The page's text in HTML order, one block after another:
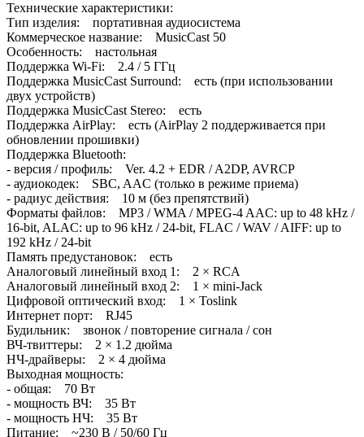
Технические характеристики:
Тип изделия: портативная аудиосистема
Коммерческое название: MusicCast 50
Особенность: настольная
Поддержка Wi-Fi: 2.4 / 5 ГГц
Поддержка MusicCast Surround: есть (при использовании
двух устройств)
Поддержка MusicCast Stereo: есть
Поддержка AirPlay: есть (AirPlay 2 поддерживается при
обновлении прошивки)
Поддержка Bluetooth:
- версия / профиль: Ver. 4.2 + EDR / A2DP, AVRCP
- аудиокодек: SBC, AAC (только в режиме приема)
- радиус действия: 10 м (без препятствий)
Форматы файлов: MP3 / WMA / MPEG-4 AAC: up to 48 kHz /
16-bit, ALAC: up to 96 kHz / 24-bit, FLAC / WAV / AIFF: up to
192 kHz / 24-bit
Память предустановок: есть
Аналоговый линейный вход 1: 2 × RCA
Аналоговый линейный вход 2: 1 × mini-Jack
Цифровой оптический вход: 1 × Toslink
Интернет порт: RJ45
Будильник: звонок / повторение сигнала / сон
ВЧ-твиттеры: 2 × 1.2 дюйма
НЧ-драйверы: 2 × 4 дюйма
Выходная мощность:
- общая: 70 Вт
- мощность ВЧ: 35 Вт
- мощность НЧ: 35 Вт
Питание: ~230 В / 50/60 Гц